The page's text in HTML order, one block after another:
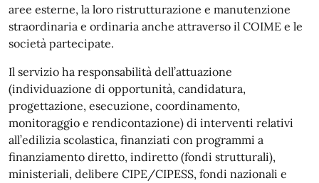
aree esterne, la loro ristrutturazione e manutenzione
straordinaria e ordinaria anche attraverso il COIME e le
società partecipate.
Il servizio ha responsabilità dell’attuazione
(individuazione di opportunità, candidatura,
progettazione, esecuzione, coordinamento,
monitoraggio e rendicontazione) di interventi relativi
all’edilizia scolastica, finanziati con programmi a
finanziamento diretto, indiretto (fondi strutturali),
ministeriali, delibere CIPE/CIPESS, fondi nazionali e